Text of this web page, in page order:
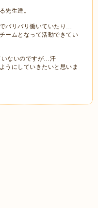
先生達。
バリバリ働いていたり…
ームとなって活動できてい
いないのですが…汗
うにしていきたいと思いま